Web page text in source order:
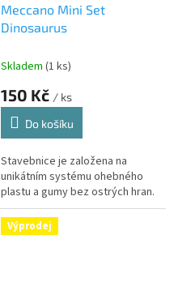
Meccano Mini Set
Dinosaurus
Skladem (1 ks)
150 Kč / ks
Do košíku
Stavebnice je založena na
unikátním systému ohebného
plastu a gumy bez ostrých hran.
Výprodej